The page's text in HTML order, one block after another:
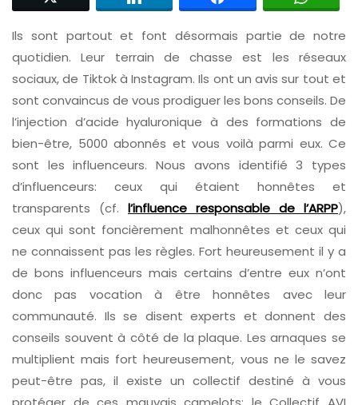
Ils sont partout et font désormais partie de notre
quotidien. Leur terrain de chasse est les réseaux
sociaux, de Tiktok à Instagram. Ils ont un avis sur tout et
sont convaincus de vous prodiguer les bons conseils. De
l’injection d’acide hyaluronique à des formations de
bien-être, 5000 abonnés et vous voilà parmi eux. Ce
sont les influenceurs. Nous avons identifié 3 types
d’influenceurs: ceux qui étaient honnêtes et
transparents (cf. l’influence responsable de l’ARPP),
ceux qui sont foncièrement malhonnêtes et ceux qui
ne connaissent pas les règles. Fort heureusement il y a
de bons influenceurs mais certains d’entre eux n’ont
donc pas vocation à être honnêtes avec leur
communauté. Ils se disent experts et donnent des
conseils souvent à côté de la plaque. Les arnaques se
multiplient mais fort heureusement, vous ne le savez
peut-être pas, il existe un collectif destiné à vous